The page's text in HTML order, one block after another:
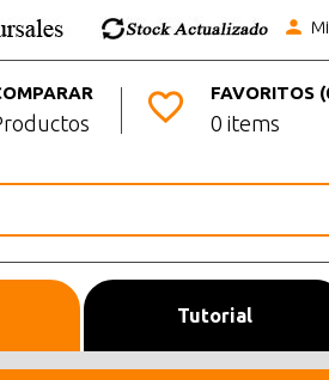
FAVORITOS
0 items
Tutorial